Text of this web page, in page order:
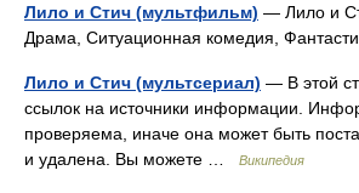
Лило и Стич (мультфильм) — Лило и
Драма, Ситуационная комедия,
Лило и Стич (мультсериал) — В этой
ссылок на источники информации.
проверяема, иначе она может быть
и удалена. Вы можете …
Википедия